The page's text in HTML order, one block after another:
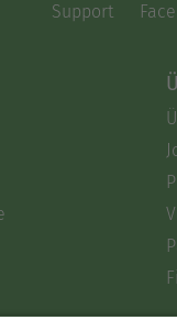
Support